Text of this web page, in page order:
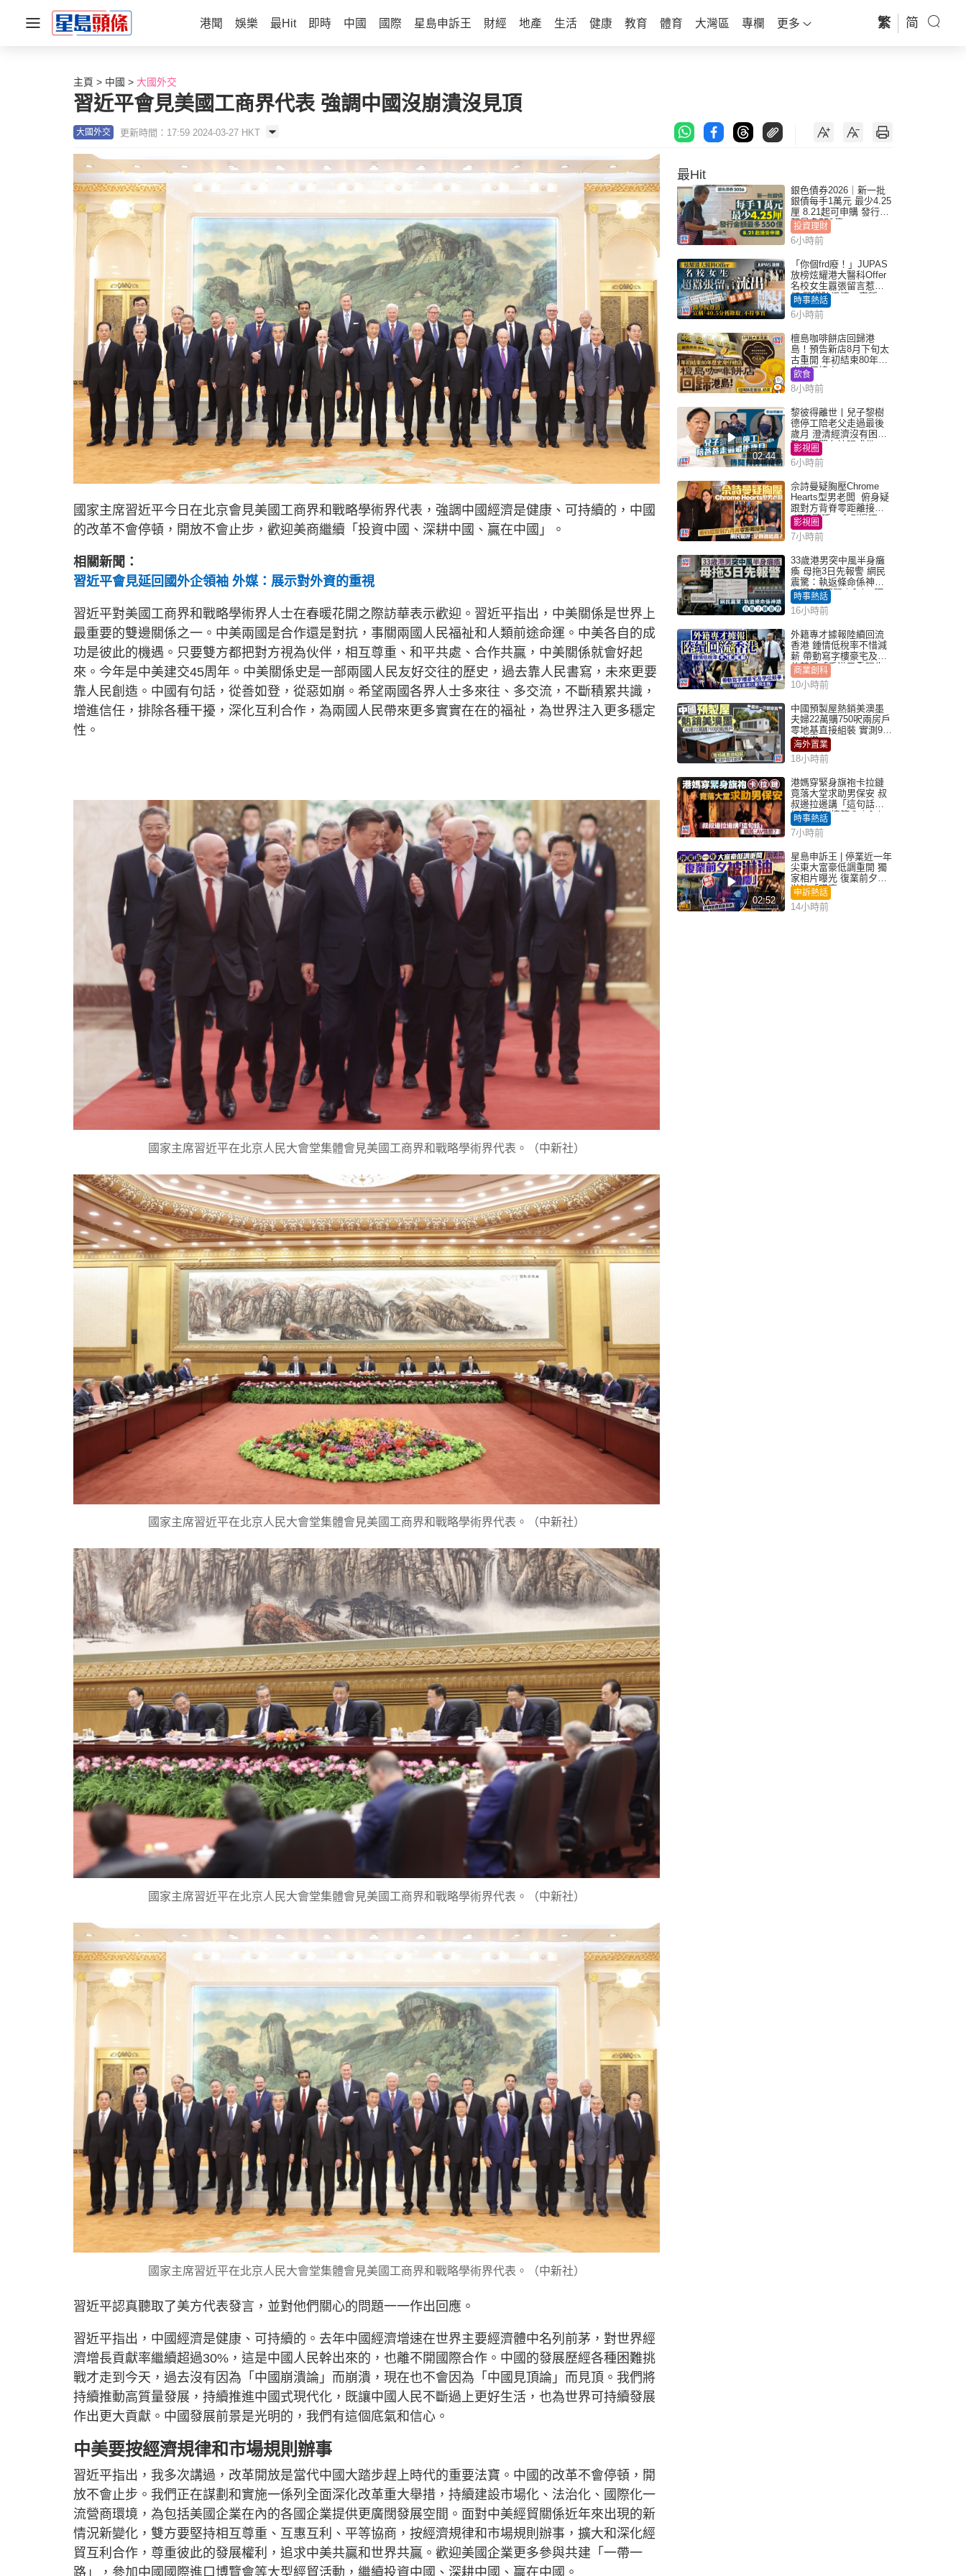
港聞 娛樂 最Hit 即時 中國 國際 星島申訴王 財經 地產 生活 健康 教育 體育 大灣區 專欄 更多 繁 简
主頁 中國 大國外交
習近平會見美國工商界代表 強調中國沒崩潰沒見頂
大國外交 更新時間：17:59 2024-03-27 HKT
國家主席習近平今日在北京會見美國工商界和戰略學術界代表，強調中國經濟是健康、可持續的，中國
的改革不會停頓，開放不會止步，歡迎美商繼續「投資中國、深耕中國、贏在中國」。
相關新聞：
習近平會見延回國外企領袖 外媒：展示對外資的重視
習近平對美國工商界和戰略學術界人士在春暖花開之際訪華表示歡迎。習近平指出，中美關係是世界上
最重要的雙邊關係之一。中美兩國是合作還是對抗，事關兩國人民福祉和人類前途命運。中美各自的成
功是彼此的機遇。只要雙方都把對方視為伙伴，相互尊重、和平共處、合作共贏，中美關係就會好起
來。今年是中美建交45周年。中美關係史是一部兩國人民友好交往的歷史，過去靠人民書寫，未來更要
靠人民創造。中國有句話，從善如登，從惡如崩。希望兩國各界人士多來往、多交流，不斷積累共識，
增進信任，排除各種干擾，深化互利合作，為兩國人民帶來更多實實在在的福祉，為世界注入更多穩定
性。
國家主席習近平在北京人民大會堂集體會見美國工商界和戰略學術界代表。（中新社）
國家主席習近平在北京人民大會堂集體會見美國工商界和戰略學術界代表。（中新社）
國家主席習近平在北京人民大會堂集體會見美國工商界和戰略學術界代表。（中新社）
國家主席習近平在北京人民大會堂集體會見美國工商界和戰略學術界代表。（中新社）
習近平認真聽取了美方代表發言，並對他們關心的問題一一作出回應。
習近平指出，中國經濟是健康、可持續的。去年中國經濟增速在世界主要經濟體中名列前茅，對世界經
濟增長貢獻率繼續超過30%，這是中國人民幹出來的，也離不開國際合作。中國的發展歷經各種困難挑
戰才走到今天，過去沒有因為「中國崩潰論」而崩潰，現在也不會因為「中國見頂論」而見頂。我們將
持續推動高質量發展，持續推進中國式現代化，既讓中國人民不斷過上更好生活，也為世界可持續發展
作出更大貢獻。中國發展前景是光明的，我們有這個底氣和信心。
中美要按經濟規律和市場規則辦事
習近平指出，我多次講過，改革開放是當代中國大踏步趕上時代的重要法寶。中國的改革不會停頓，開
放不會止步。我們正在謀劃和實施一係列全面深化改革重大舉措，持續建設市場化、法治化、國際化一
流營商環境，為包括美國企業在內的各國企業提供更廣闊發展空間。面對中美經貿關係近年來出現的新
情況新變化，雙方要堅持相互尊重、互惠互利、平等協商，按經濟規律和市場規則辦事，擴大和深化經
貿互利合作，尊重彼此的發展權利，追求中美共贏和世界共贏。歡迎美國企業更多參與共建「一帶一
路」，參加中國國際進口博覽會等大型經貿活動，繼續投資中國、深耕中國、贏在中國。
最Hit
銀色債券2026｜新一批
銀債每手1萬元 最少4.25
厘 8.21起可申購 發行金
額最多550億
投資理財
6小時前
「你個frd廢！」JUPAS
放榜炫耀港大醫科Offer
名校女生囂張留言惹眾
怒 醫學院澄清：宣稱
「40.5分獲錄取」不符事
實｜Juicy叮
時事熱話
6小時前
檀島咖啡餅店回歸港
島！預告新店8月下旬太
古重開 年初結束80年歷
史灣仔總店
飲食
8小時前
02:44
黎彼得離世丨兒子黎樹
德停工陪老父走過最後
歲月 澄清經濟沒有困
難：傳聞有誇張成份
影視圈
6小時前
佘詩曼疑胸壓Chrome
Hearts型男老闆 俯身疑
跟對方背脊零距離接觸
網民驚呼：企側邊唔
得？
影視圈
7小時前
33歲港男突中風半身癱
瘓 母拖3日先報警 網民
震驚：執返條命係神蹟
自爆2個惡習｜Juicy叮
時事熱話
16小時前
外籍專才據報陸續回流
香港 鍾情低稅率不惜減
薪 帶動寫字樓豪宅及學
位競爭「香港已重現生
機」
商業創科
10小時前
中國預製屋熱銷美澳墨
夫婦22萬購750呎兩房戶
零地基直接組裝 實測9個
月激讚
海外置業
18小時前
港媽穿緊身旗袍卡拉鏈
竟落大堂求助男保安 叔
叔邊拉邊講「這句話」
網民：AV情節？｜Juicy
叮
時事熱話
7小時前
02:52
星島申訴王 | 停業近一年
尖東大富豪低調重開 獨
家相片曝光 復業前夕被
淋油「贈慶」
申訴熱話
14小時前